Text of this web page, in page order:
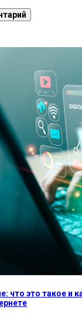
что это такое и